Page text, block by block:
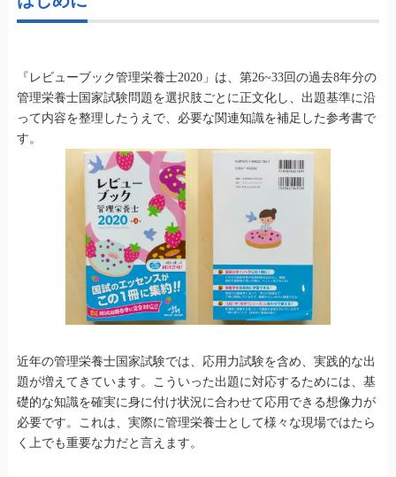
『レビューブック管理栄養士2020」は、第26~33回の過去8年分の
管理栄養士国家試験問題を選択肢ごとに正文化し、出題基準に沿
って内容を整理したうえで、必要な関連知識を補足した参考書で
す。
近年の管理栄養士国家試験では、応用力試験を含め、実践的な出
題が増えてきています。こういった出題に対応するためには、基
礎的な知識を確実に身に付け状況に合わせて応用できる想像力が
必要です。これは、実際に管理栄養士として様々な現場ではたら
く上でも重要な力だと言えます。